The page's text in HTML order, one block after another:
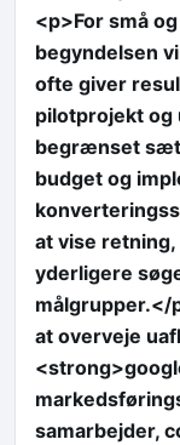
<p>For små
begyndelsen
ofte giver
pilotprojekt og
begrænset
budget og
at vise
yderligere
at overveje
samarbejder,